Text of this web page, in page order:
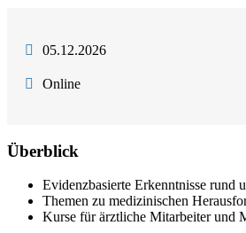
05.12.2026
Online
Überblick
Evidenzbasierte Erkenntnisse rund
Themen zu medizinischen
Kurse für ärztliche Mitarbeiter und